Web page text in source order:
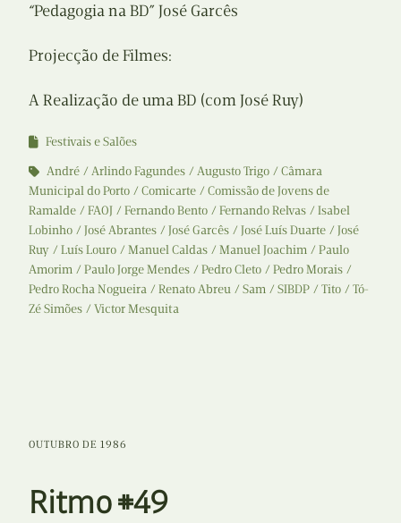
“Pedagogia na BD” José Garcês
Projecção de Filmes:
A Realização de uma BD (com José Ruy)
Festivais e Salões
André
Arlindo Fagundes Augusto Trigo
Câmara
Municipal do Porto
Comicarte
Comissão de Jovens de
Ramalde
FAOJ Fernando Bento Fernando Relvas
Isabel
Lobinho
José Abrantes José Garcês José Luís Duarte
José
Ruy
Luís Louro Manuel Caldas Manuel Joachim
Paulo
Amorim
Paulo Jorge Mendes Pedro Cleto
Pedro Morais
Pedro Rocha Nogueira
Renato Abreu Sam SIBDP Tito
Tó-
Zé Simões
Victor Mesquita
OUTUBRO DE 1986
Ritmo #49